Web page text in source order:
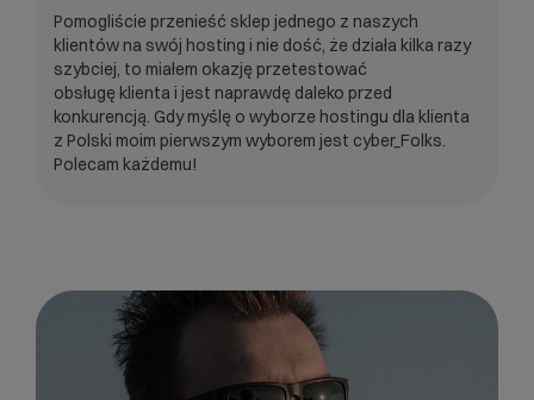
Pomogliście przenieść sklep jednego z naszych
klientów na swój hosting i nie dość, że działa kilka razy
szybciej, to miałem okazję przetestować
obsługę klienta i jest naprawdę daleko przed
konkurencją. Gdy myślę o wyborze hostingu dla klienta
z Polski moim pierwszym wyborem jest cyber_Folks.
Polecam każdemu!